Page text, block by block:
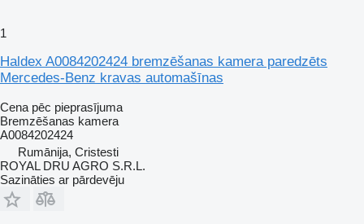
1
Haldex A0084202424 bremzēšanas kamera paredzēts
Mercedes-Benz kravas automašīnas
Cena pēc pieprasījuma
Bremzēšanas kamera
A0084202424
Rumānija, Cristesti
ROYAL DRU AGRO S.R.L.
Sazināties ar pārdevēju